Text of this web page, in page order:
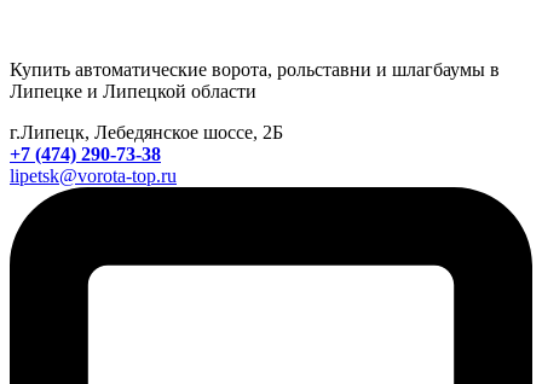
Купить автоматические ворота, рольставни и шлагбаумы в
Липецке и Липецкой области
г.Липецк, Лебедянское шоссе, 2Б
+7 (474) 290-73-38
lipetsk@vorota-top.ru